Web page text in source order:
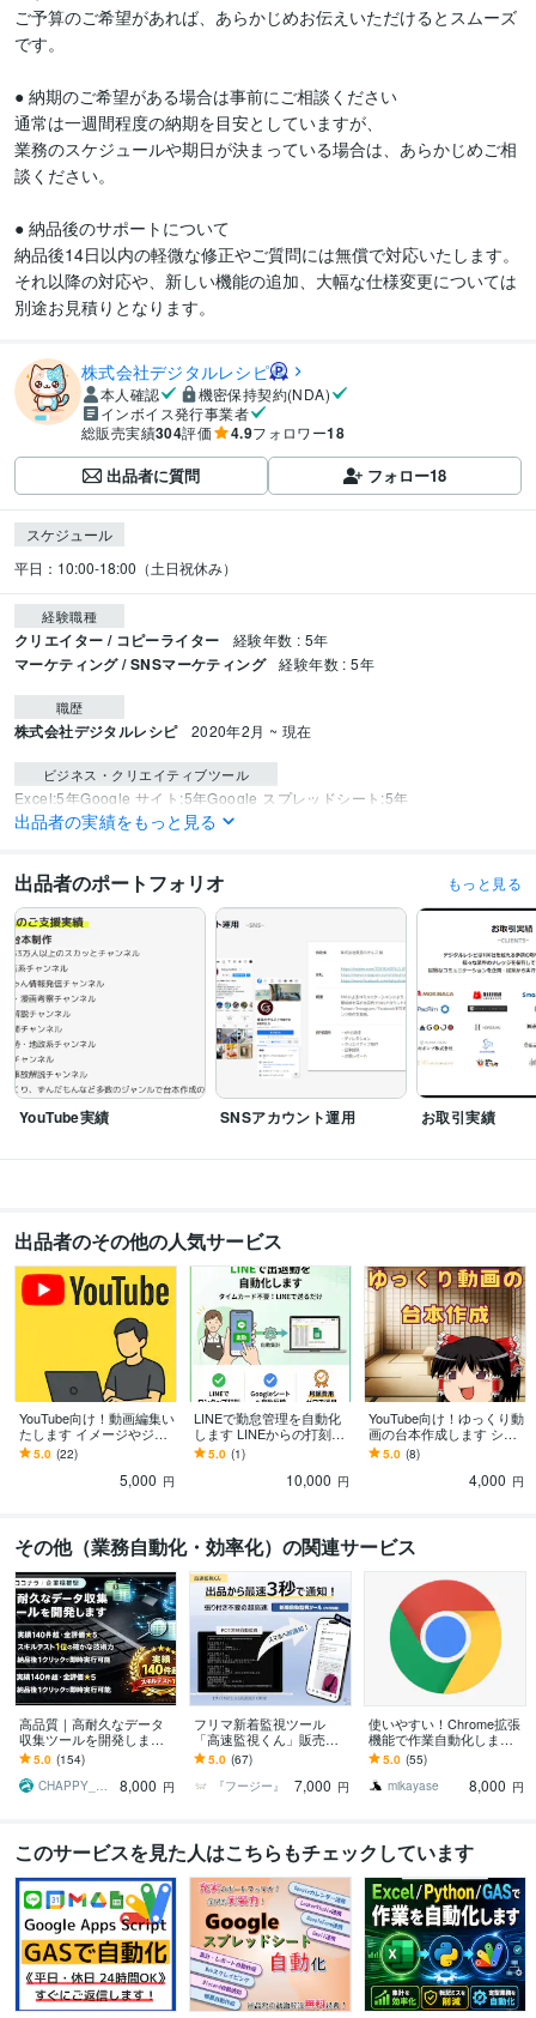
ご予算のご希望があれば、あらかじめお伝えいただけるとスムーズ
です。
● 納期のご希望がある場合は事前にご相談ください
通常は一週間程度の納期を目安としていますが、
業務のスケジュールや期日が決まっている場合は、あらかじめご相
談ください。
● 納品後のサポートについて
納品後14日以内の軽微な修正やご質問には無償で対応いたします。
それ以降の対応や、新しい機能の追加、大幅な仕様変更については
別途お見積りとなります。
株式会社デジタルレシピ
本人確認
機密保持契約(NDA)
インボイス発行事業者
総販売実績304評価 4.9フォロワー18
出品者に質問 フォロー18
スケジュール
平日：10:00-18:00（土日祝休み）
経験職種
クリエイター / コピーライター 経験年数 : 5年
マーケティング / SNSマーケティング 経験年数 : 5年
職歴
株式会社デジタルレシピ 2020年2月 ~ 現在
ビジネス・クリエイティブツール
Excel:5年Google サイト:5年Google スプレッドシート:5年
Google スライド:5年Google ドキュメント:5年
ゆっくりMovieMaker:5年
Figma:4年Adobe After Effects:2年
得意分野
ライティング・翻訳 記事制作 SNS運用
ビジネス AI マーケティング Twitter Instagram
恋愛
シナリオ
出品者の実績をもっと見る
出品者のポートフォリオ もっと見る
YouTube実績 SNSアカウント運用 お取引実績
出品者のその他の人気サービス
YouTube向け！動画編集い
たします イメージやジャ
ンルに合わせて編集しま
す
5.0 (22)
5,000 円
LINEで勤怠管理を自動化
します LINEからの打刻で
勤怠管理を効率化！面倒
な集計作業も不要
5.0 (1)
10,000 円
YouTube向け！ゆっくり動
画の台本作成します シナ
リオライターが高品質な
台本を作成します。
5.0 (8)
4,000 円
その他（業務自動化・効率化）の関連サービス
高品質｜高耐久なデータ
収集ツールを開発します
実績140件超で全評価★
5！スキルテスト1位の確
かな技術力
5.0 (154)
CHAPPY_Engineer
8,000 円
フリマ新着監視ツール
「高速監視くん」販売し
ます 価格やキーワードに
合致する新着商品をPCや
スマホに高速通知！
5.0 (67)
『フージー』
7,000 円
使いやすい！Chrome拡張
機能で作業自動化します 2
00件以上の自動化実績で
ご要望にお応えします。
5.0 (55)
mikayase
8,000 円
このサービスを見た人はこちらもチェックしています